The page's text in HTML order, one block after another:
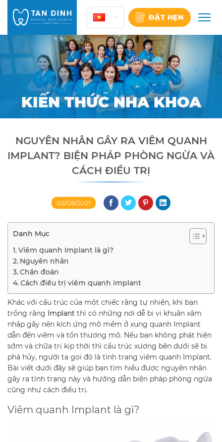
content
ĐẶT HẸN
KIẾN THỨC NHA KHOA
NGUYÊN NHÂN GÂY RA VIÊM QUANH
IMPLANT? BIỆN PHÁP PHÒNG NGỪA VÀ
CÁCH ĐIỀU TRỊ
02/08/2021
Danh Mục
Viêm quanh Implant là gì?
Nguyên nhân
Chẩn đoán
Cách điều trị viêm quanh implant
Khác với cấu trúc của một chiếc răng tự nhiên, khi bạn
trồng răng Implant thì có những nơi dễ bị vi khuẩn xâm
nhập gây nên kích ứng mô mềm ở xung quanh Implant
dẫn đến viêm và tổn thương mô. Nếu bạn không phát hiện
sớm và chữa trị kịp thời thì cấu trúc xương bên dưới sẽ bị
phá hủy, người ta gọi đó là tình trạng viêm quanh Implant.
Bài viết dưới đây sẽ giúp bạn tìm hiểu được nguyên nhân
gây ra tình trạng này và hướng dẫn biện pháp phòng ngừa
cũng như cách điều trị.
Viêm quanh Implant là gì?